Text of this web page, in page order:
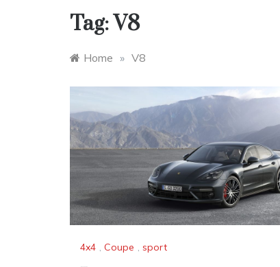
Tag:V8
Home » V8
4x4 , Coupe , sport